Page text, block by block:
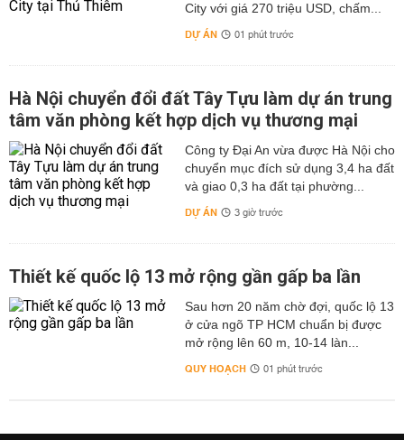
City với giá 270 triệu USD, chấm...
DỰ ÁN 01 phút trước
Hà Nội chuyển đổi đất Tây Tựu làm dự án trung
tâm văn phòng kết hợp dịch vụ thương mại
Công ty Đại An vừa được Hà Nội cho
chuyển mục đích sử dụng 3,4 ha đất
và giao 0,3 ha đất tại phường...
DỰ ÁN 3 giờ trước
Thiết kế quốc lộ 13 mở rộng gần gấp ba lần
Sau hơn 20 năm chờ đợi, quốc lộ 13
ở cửa ngõ TP HCM chuẩn bị được
mở rộng lên 60 m, 10-14 làn...
QUY HOẠCH 01 phút trước